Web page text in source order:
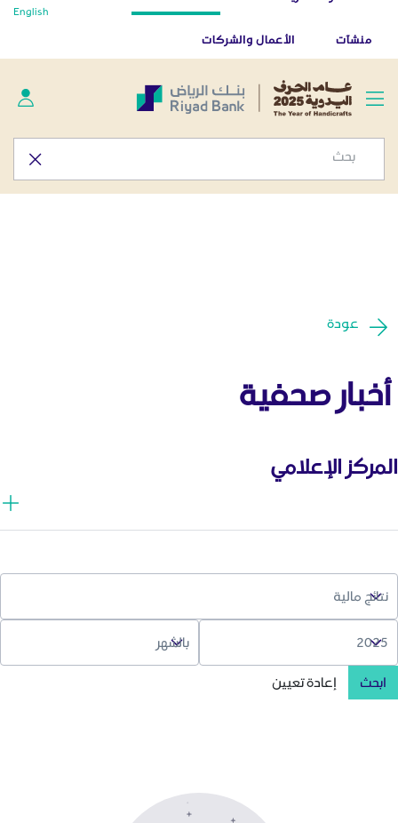
أخبار صحفية - المركز الإعلامي
تطبيق بنك الرياض
منشآت الأعمال والشركات
English
عودة
أخبار صحفية
المركز الإعلامي
ابحث إعادة تعيين